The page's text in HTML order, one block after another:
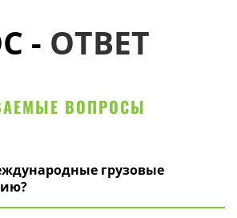
- ОТВЕТ
ВОПРОСЫ
грузовые